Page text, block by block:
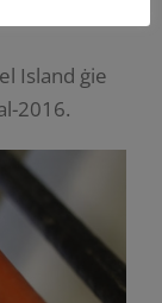
Island ġie
2016.